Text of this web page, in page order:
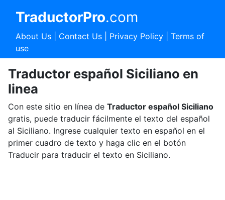
TraductorPro.com
About Us| Contact Us| Privacy Policy| Terms of
use
Traductor español Siciliano en
linea
Con este sitio en línea de Traductor español Siciliano
gratis, puede traducir fácilmente el texto del español
al Siciliano. Ingrese cualquier texto en español en el
primer cuadro de texto y haga clic en el botón
Traducir para traducir el texto en Siciliano.